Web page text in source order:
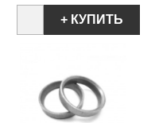
+ КУПИТЬ